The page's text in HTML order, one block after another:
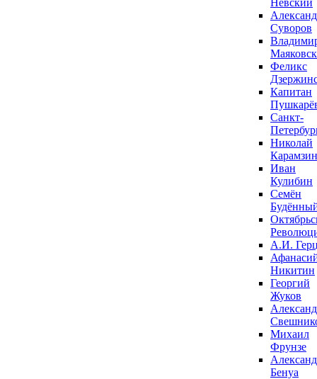
Невский
Суворов
Феликс
Капитан
Санкт-
Николай
Карамзин
Иван
Кулибин
Семён
А.И.
Никитин
Георгий
Жуков
Михаил
Фрунзе
Бенуа